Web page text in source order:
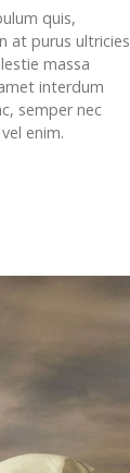
quis,
at purus ultricies
massa
interdum
semper nec
enim.